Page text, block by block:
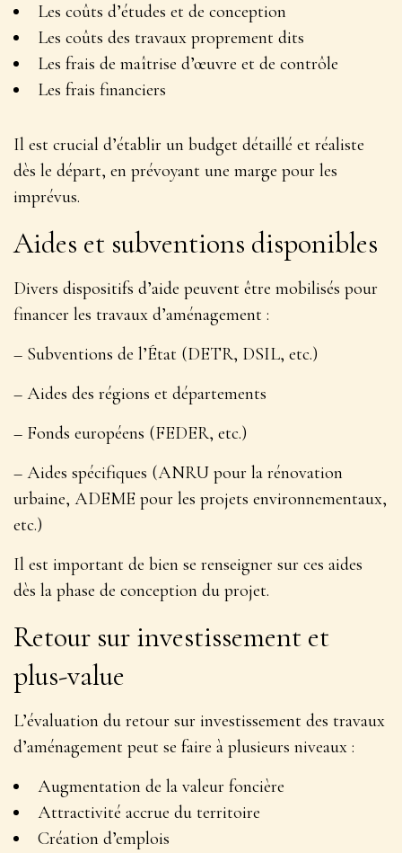
Les coûts d’études et de conception
Les coûts des travaux proprement dits
Les frais de maîtrise d’œuvre et de contrôle
Les frais financiers
Il est crucial d’établir un budget détaillé et réaliste
dès le départ, en prévoyant une marge pour les
imprévus.
Aides et subventions disponibles
Divers dispositifs d’aide peuvent être mobilisés pour
financer les travaux d’aménagement :
– Subventions de l’État (DETR, DSIL, etc.)
– Aides des régions et départements
– Fonds européens (FEDER, etc.)
– Aides spécifiques (ANRU pour la rénovation
urbaine, ADEME pour les projets environnementaux,
etc.)
Il est important de bien se renseigner sur ces aides
dès la phase de conception du projet.
Retour sur investissement et
plus-value
L’évaluation du retour sur investissement des travaux
d’aménagement peut se faire à plusieurs niveaux :
Augmentation de la valeur foncière
Attractivité accrue du territoire
Création d’emplois